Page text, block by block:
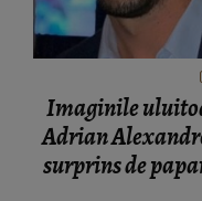
Imaginile
Adrian
surprins de